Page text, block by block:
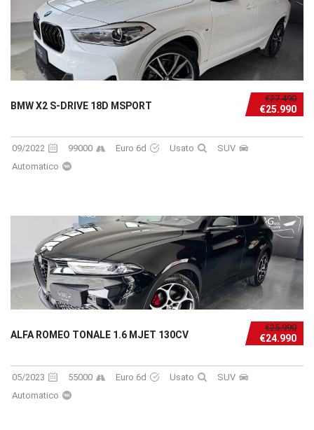
€27.490
€25.990
BMW X2 S-DRIVE 18D MSPORT
09/2022 99000 Euro 6d Usato
SUV
Automatico
€25.990
€24.990
ALFA ROMEO TONALE 1.6 MJET 130CV
05/2023 55000 Euro 6d Usato
SUV
Automatico